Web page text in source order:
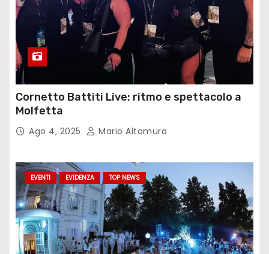
Cornetto Battiti Live: ritmo e spettacolo a
Molfetta
Ago 4, 2025 Mario Altomura
EVENTI EVIDENZA TOP NEWS